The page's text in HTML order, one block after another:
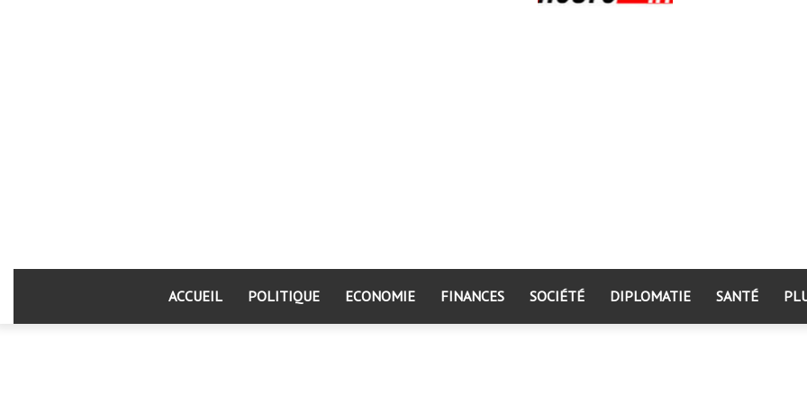
ACCUEIL POLITIQUE ECONOMIE FINANCES SOCIÉTÉ DIPLOMATIE SANTÉ